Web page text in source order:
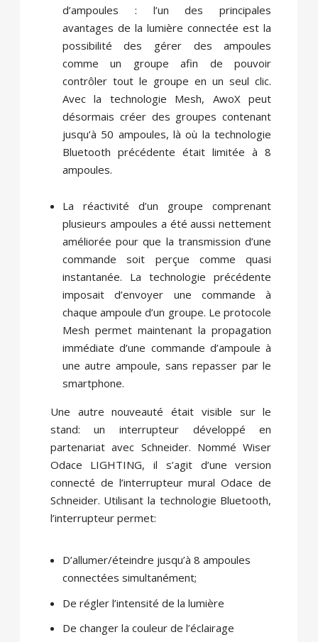
d’ampoules : l’un des principales
avantages de la lumière connectée est la
possibilité des gérer des ampoules
comme un groupe afin de pouvoir
contrôler tout le groupe en un seul clic.
Avec la technologie Mesh, AwoX peut
désormais créer des groupes contenant
jusqu’à 50 ampoules, là où la technologie
Bluetooth précédente était limitée à 8
ampoules.
La réactivité d’un groupe comprenant
plusieurs ampoules a été aussi nettement
améliorée pour que la transmission d’une
commande soit perçue comme quasi
instantanée. La technologie précédente
imposait d’envoyer une commande à
chaque ampoule d’un groupe. Le protocole
Mesh permet maintenant la propagation
immédiate d’une commande d’ampoule à
une autre ampoule, sans repasser par le
smartphone.
Une autre nouveauté était visible sur le
stand: un interrupteur développé en
partenariat avec Schneider. Nommé Wiser
Odace LIGHTING, il s’agit d’une version
connecté de l’interrupteur mural Odace de
Schneider. Utilisant la technologie Bluetooth,
l’interrupteur permet:
D’allumer/éteindre jusqu’à 8 ampoules
connectées simultanément;
De régler l’intensité de la lumière
De changer la couleur de l’éclairage